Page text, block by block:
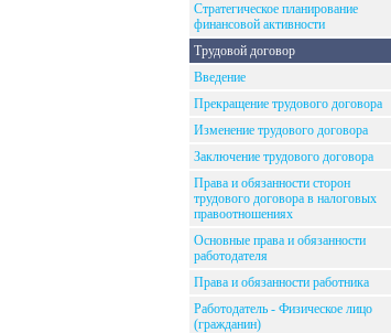
Стратегическое планирование
финансовой активности
Трудовой договор
Введение
Прекращение трудового договора
Изменение трудового договора
Заключение трудового договора
Права и обязанности сторон
трудового договора в налоговых
правоотношениях
Основные права и обязанности
работодателя
Права и обязанности работника
Работодатель - Физическое лицо
(гражданин)